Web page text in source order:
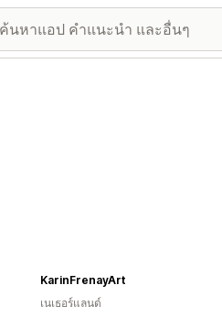
KarinFrenayArt
เนเธอร์แลนด์